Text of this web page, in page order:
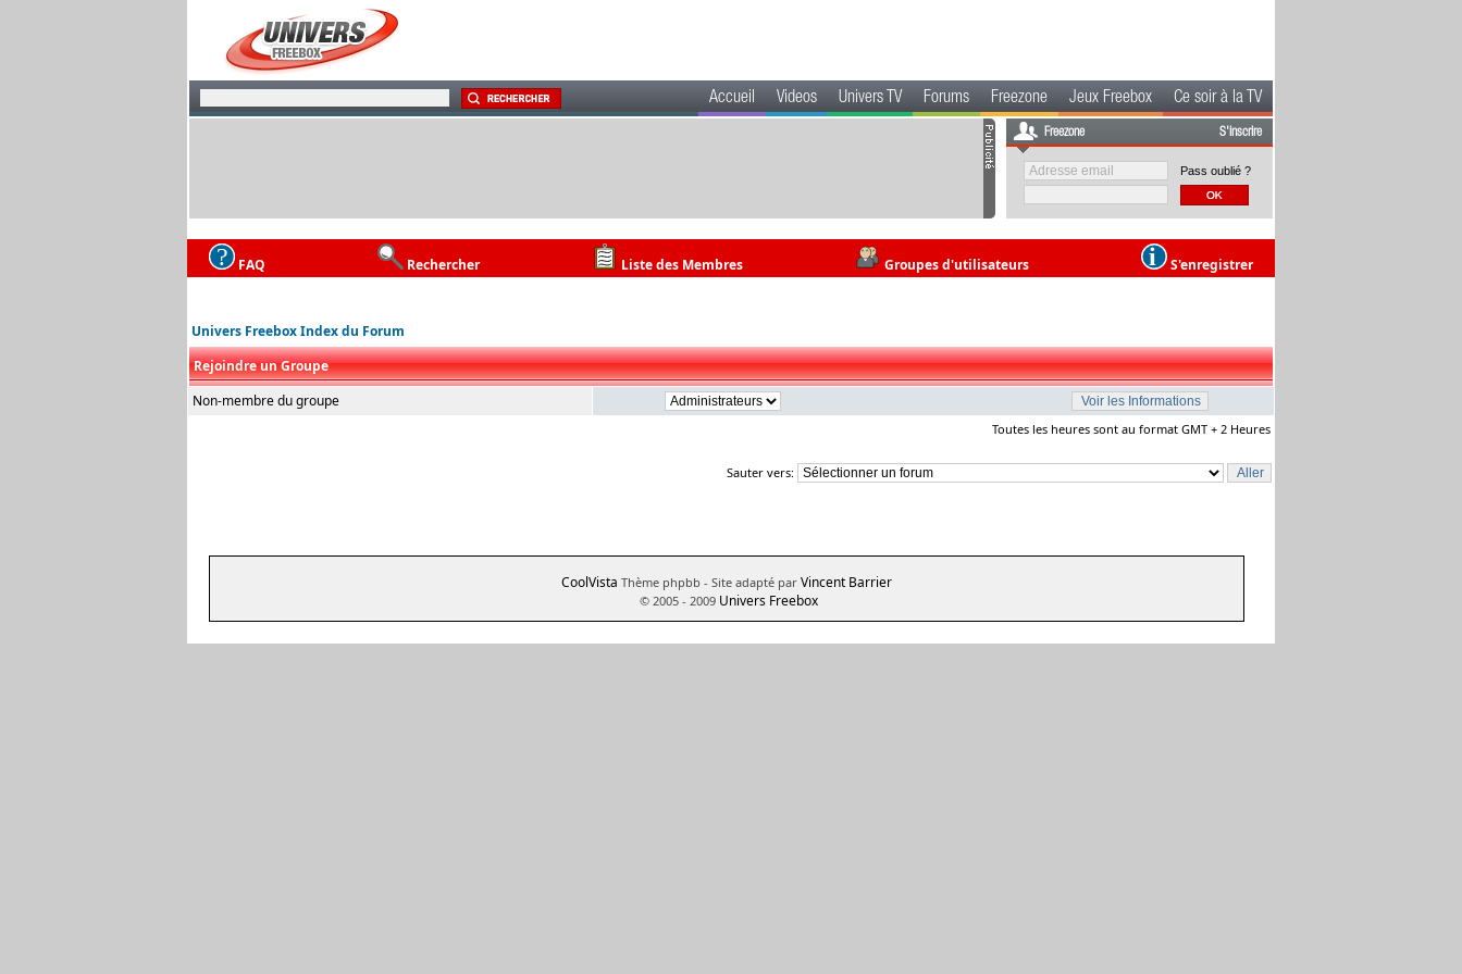
Accueil Videos Univers TV Forums Freezone Jeux Freebox Ce soir à la TV
Freezone S'inscrire
Pass oublié ?
FAQ Rechercher Liste des Membres Groupes d'utilisateurs S'enregistrer
Univers Freebox Index du Forum
Rejoindre un Groupe
Non-membre du groupe
Toutes les heures sont au format GMT + 2 Heures
Sauter vers:
CoolVista Thème phpbb - Site adapté par Vincent Barrier
© 2005 - 2009 Univers Freebox